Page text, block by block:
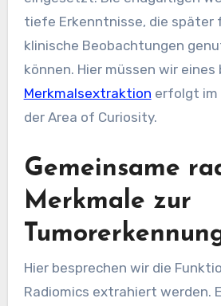
tiefe Erkenntnisse, die später
klinische Beobachtungen
können. Hier müssen wir eines
Merkmalsextraktion erfolgt im
der Area of Curiosity.
Gemeinsame
Merkmale zur
Hier besprechen wir die
Radiomics extrahiert werden.